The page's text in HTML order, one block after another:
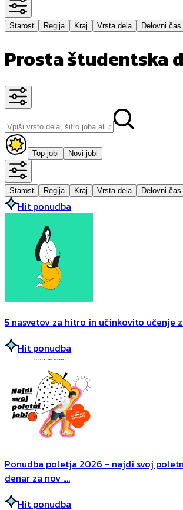
Starost Regija Kraj Vrsta dela Delovni čas
Prosta študentska
Top jobi Novi jobi
Starost Regija Kraj Vrsta dela Delovni čas
Hit ponudba
5 nasvetov za hitro in učinkovito učenje
Hit ponudba
Ponudba poletja 2026 - najdi svoj
denar za nov ....
Hit ponudba